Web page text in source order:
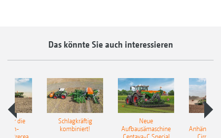
Das könnte Sie auch interessieren
für die
Schlagkräftig
kombiniert!
Neue
Aufbausämaschine